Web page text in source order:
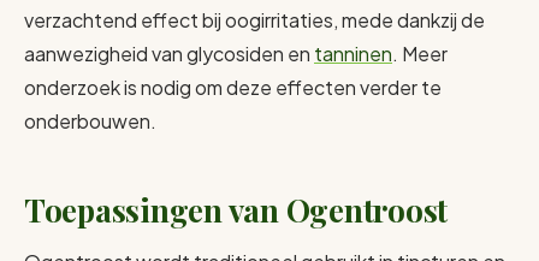
verzachtend effect bij oogirritaties, mede dankzij de
aanwezigheid van glycosiden en tanninen. Meer
onderzoek is nodig om deze effecten verder te
onderbouwen.
Toepassingen van Ogentroost